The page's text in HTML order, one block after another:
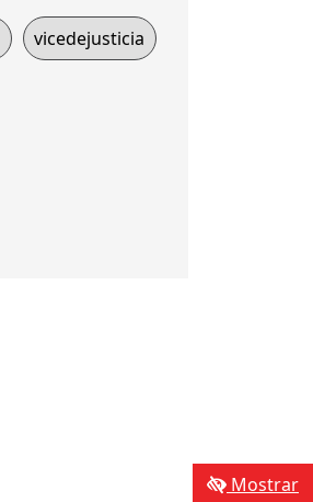
Mostrar
vicedejusticia